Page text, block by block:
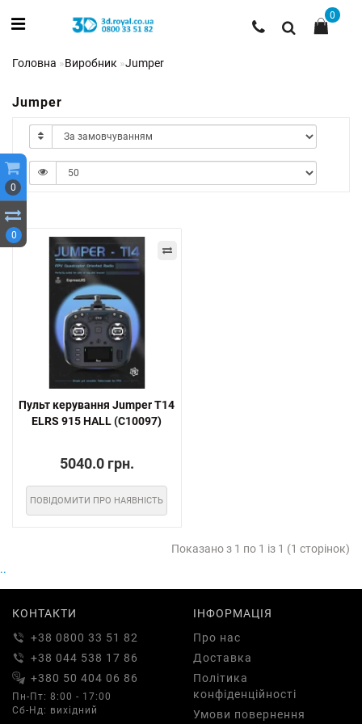
0
0
0
Головна Виробник Jumper
Jumper
Пульт керування Jumper T14
ELRS 915 HALL (C10097)
5040.0 грн.
ПОВІДОМИТИ ПРО НАЯВНІСТЬ
Показано з 1 по 1 із 1 (1 сторінок)
..
КОНТАКТИ
+38 0800 33 51 82
+38 044 538 17 86
+380 50 404 06 86
Пн-Пт: 8:00 - 17:00
Сб-Нд: вихідний
ІНФОРМАЦІЯ
Про нас
Доставка
Політика
конфіденційності
Умови повернення